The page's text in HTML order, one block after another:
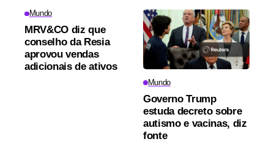
Mundo
MRV&CO diz que
conselho da Resia
aprovou vendas
adicionais de ativos
Mundo
Governo Trump
estuda decreto sobre
autismo e vacinas, diz
fonte